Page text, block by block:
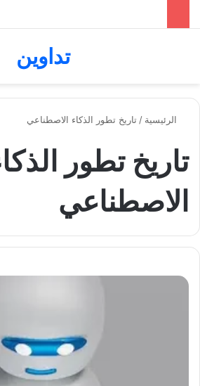
تداوين
الرئيسية / تاريخ تطور الذكاء الاصطناعي
تاريخ تطور
الاصطناعي